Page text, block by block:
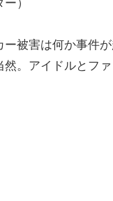
）
被害は何か事件
然。アイドルとフ